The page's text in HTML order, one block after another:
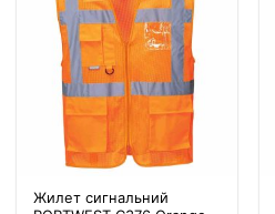
Жилет сигнальний